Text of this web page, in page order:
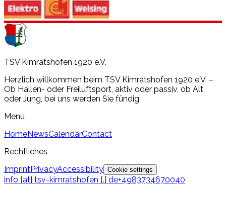
TSV Kimratshofen 1920 e.V.
Herzlich willkommen beim TSV Kimratshofen 1920 e.V. –
Ob Hallen- oder Freiluftsport, aktiv oder passiv, ob Alt
oder Jung, bei uns werden Sie fündig.
Menu
HomeNewsCalendarContact
Rechtliches
ImprintPrivacyAccessibility Cookie settings
info [at] tsv-kimratshofen [.] de+4983734670040